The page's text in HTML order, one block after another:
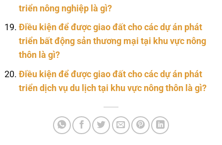
triển nông nghiệp là gì?
Điều kiện để được giao đất cho các dự án phát
triển bất động sản thương mại tại khu vực nông
thôn là gì?
Điều kiện để được giao đất cho các dự án phát
triển dịch vụ du lịch tại khu vực nông thôn là gì?